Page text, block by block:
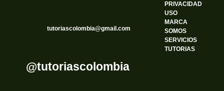
tutoriascolombia@gmail.com
@tutoriascolombia
PRIVACIDAD
USO
MARCA
SOMOS
SERVICIOS
TUTORIAS